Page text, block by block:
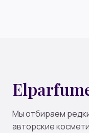
Мы отбираем
авторские